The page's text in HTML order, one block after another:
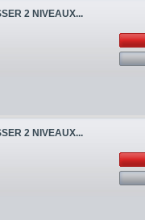
2 NIVEAUX...
2 NIVEAUX...